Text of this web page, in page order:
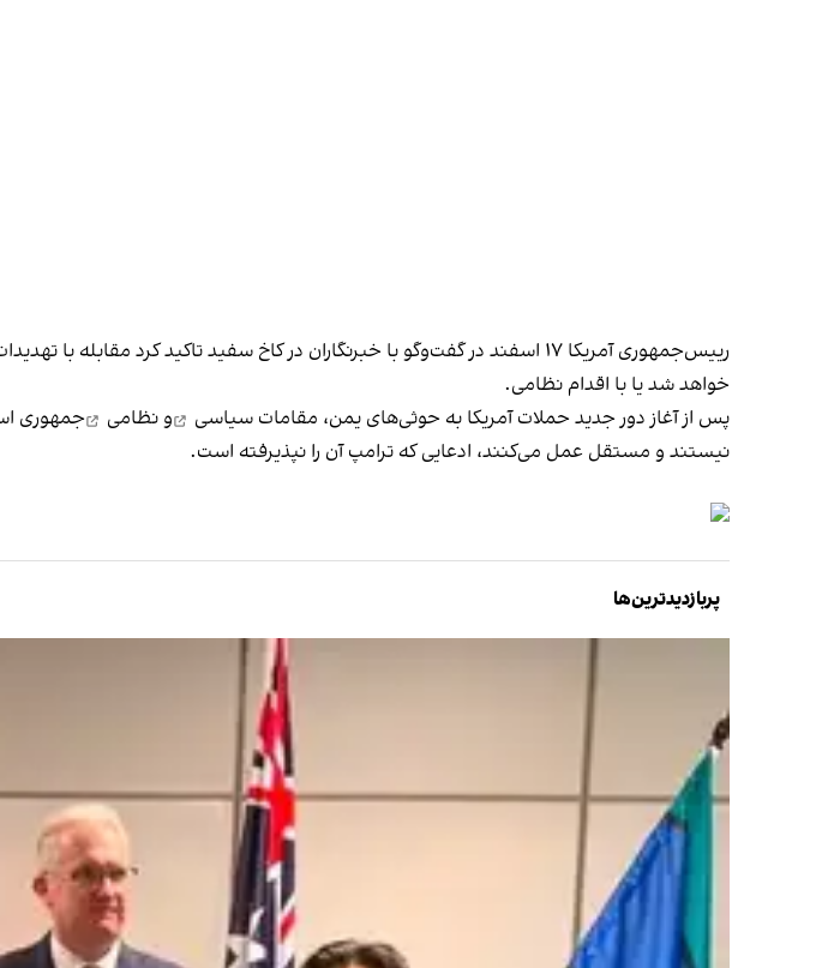
رییس‌جمهوری آمریکا ۱۷ اسفند در گفت‌وگو با خبرنگاران در کاخ سفید تاکید کرد مقابله با
خواهد شد یا با اقدام نظامی.
پس از آغاز دور جدید حملات آمریکا به حوثی‌های یمن، مقامات سیاسی ونظامی
جمهوری
نیستند و مستقل عمل می‌کنند، ادعایی که ترامپ آن را نپذیرفته است.
پربازدیدترین‌ها